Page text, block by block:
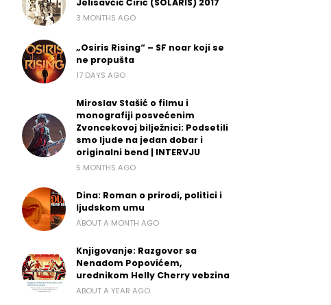
Jelisavčić Ćirić (SOLARIS) 2017
3 MONTHS AGO
„Osiris Rising“ – SF noar koji se
ne propušta
17 DAYS AGO
Miroslav Stašić o filmu i
monografiji posvećenim
Zvoncekovoj bilježnici: Podsetili
smo ljude na jedan dobar i
originalni bend | INTERVJU
5 MONTHS AGO
Dina: Roman o prirodi, politici i
ljudskom umu
ABOUT A MONTH AGO
Knjigovanje: Razgovor sa
Nenadom Popovićem,
urednikom Helly Cherry vebzina
ABOUT A YEAR AGO